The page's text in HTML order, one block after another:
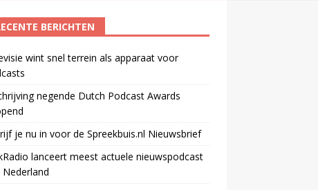
BERICHTEN
wint snel terrein als apparaat voor
negende Dutch Podcast Awards
je nu in voor de Spreekbuis.nl Nieuwsbrief
lanceert meest actuele nieuwspodcast
Nederland